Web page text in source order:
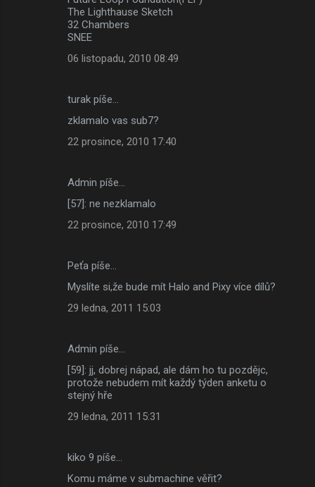
The Lighthause Sketch
32 Chambers
SNEE
06 listopadu, 2010 08:49
turak píše…
zklamalo vas sub7?
22 prosince, 2010 17:40
Admin píše…
[57]: ne nezklamalo
22 prosince, 2010 17:49
Peťa píše…
Myslíte si,že bude mít Halo and Pixy více dílů?
29 ledna, 2011 15:03
Admin píše…
[59]: jj, dobrej nápad, ale dám ho tu pozdějc,
protože nebudem mít každý týden anketu o
stejný hře
29 ledna, 2011 15:31
kiko 9 píše…
Komu máme v submachine věřit?